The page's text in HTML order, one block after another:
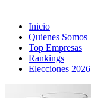
Inicio
Quienes Somos
Top Empresas
Rankings
Elecciones 2026